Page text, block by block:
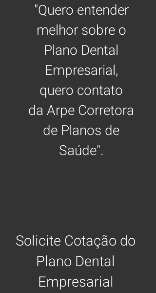
"Quero entender
melhor sobre o
Plano Dental
Empresarial,
quero contato
daArpe Corretora
de Planos de
Saúde".
Solicite Cotação do
Plano Dental
Empresarial